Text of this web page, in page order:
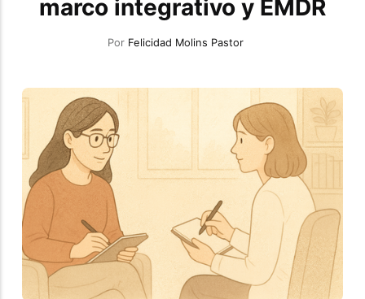
marco integrativo y EMDR
Por Felicidad Molins Pastor